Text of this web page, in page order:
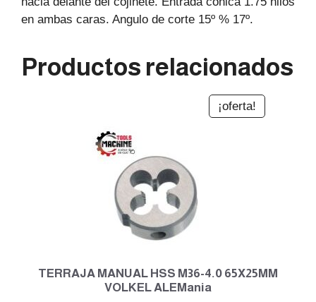
en ambas caras. Angulo de corte 15º % 17º.
Productos relacionados
¡oferta!
TERRAJA MANUAL HSS M36-4.0 65X25MM
VOLKEL ALEMania